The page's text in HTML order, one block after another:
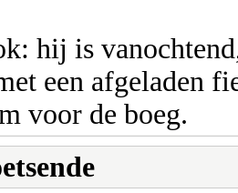
hij is
een afgeladen
voor de boeg.